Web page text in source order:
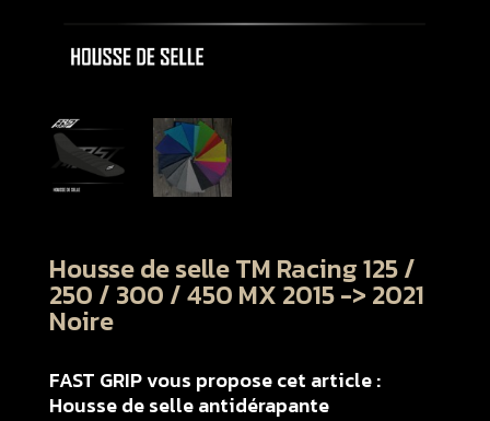
Housse de selle TM Racing 125 /
250 / 300 / 450 MX 2015 -> 2021
Noire
FAST GRIP vous propose cet article :
Housse de selle antidérapante